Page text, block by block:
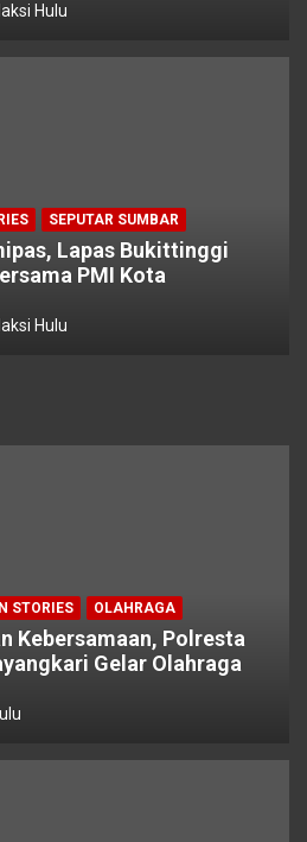
Hulu
SEPUTAR SUMBAR
Lapas Bukittinggi
PMI Kota
Hulu
STORIES OLAHRAGA
Kebersamaan, Polresta
Gelar Olahraga